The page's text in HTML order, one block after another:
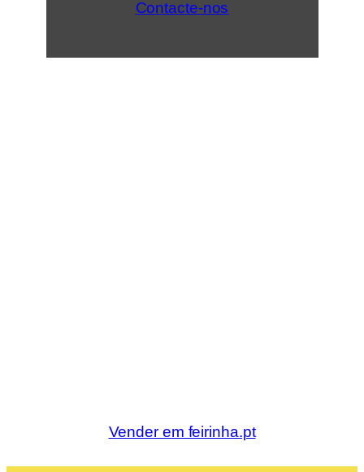
Contacte-nos
Vender em feirinha.pt